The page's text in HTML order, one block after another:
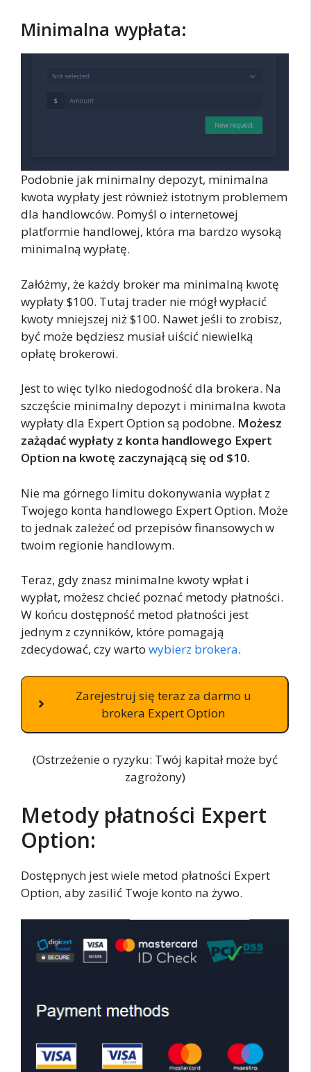
Minimalna wypłata:
Podobnie jak minimalny depozyt, minimalna
kwota wypłaty jest również istotnym problemem
dla handlowców. Pomyśl o internetowej
platformie handlowej, która ma bardzo wysoką
minimalną wypłatę.
Załóżmy, że każdy broker ma minimalną kwotę
wypłaty $100. Tutaj trader nie mógł wypłacić
kwoty mniejszej niż $100. Nawet jeśli to zrobisz,
być może będziesz musiał uiścić niewielką
opłatę brokerowi.
Jest to więc tylko niedogodność dla brokera. Na
szczęście minimalny depozyt i minimalna kwota
wypłaty dla Expert Option są podobne. Możesz
zażądać wypłaty z konta handlowego Expert
Option na kwotę zaczynającą się od $10.
Nie ma górnego limitu dokonywania wypłat z
Twojego konta handlowego Expert Option. Może
to jednak zależeć od przepisów finansowych w
twoim regionie handlowym.
Teraz, gdy znasz minimalne kwoty wpłat i
wypłat, możesz chcieć poznać metody płatności.
W końcu dostępność metod płatności jest
jednym z czynników, które pomagają
zdecydować, czy warto wybierz brokera.
Zarejestruj się teraz za darmo u
brokera Expert Option
(Ostrzeżenie o ryzyku: Twój kapitał może być
zagrożony)
Metody płatności Expert
Option:
Dostępnych jest wiele metod płatności Expert
Option, aby zasilić Twoje konto na żywo.